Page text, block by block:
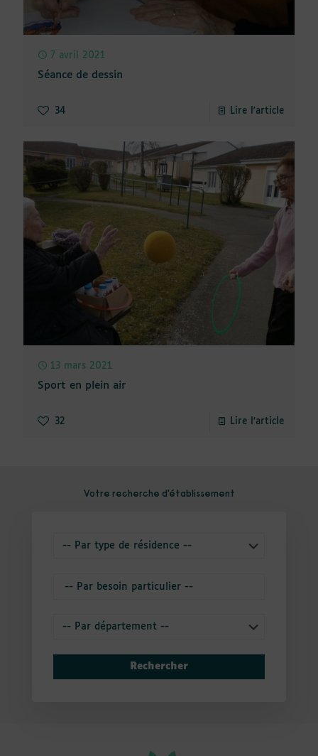
7 avril 2021
Séance de dessin
34 Lire l'article
13 mars 2021
Sport en plein air
32 Lire l'article
Votre recherche d'établissement
Rechercher